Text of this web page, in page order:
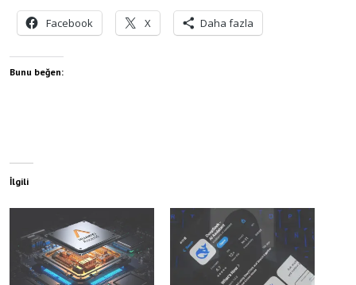
Facebook X Daha fazla
Bunu beğen:
İlgili